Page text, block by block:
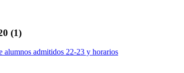
(1)
alumnos admitidos 22-23 y horarios